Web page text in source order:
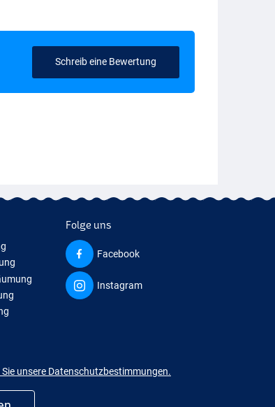
Schreib eine Bewertung
Folge uns
Facebook
Instagram
Sie unsere Datenschutzbestimmungen.